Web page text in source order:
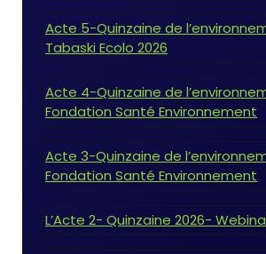
Acte 5-Quinzaine de
Tabaski Ecolo 2026
Acte 4-Quinzaine de
Fondation Santé Environnement
Acte 3-Quinzaine de
Fondation Santé Environnement
L’Acte 2- Quinzaine 2026-